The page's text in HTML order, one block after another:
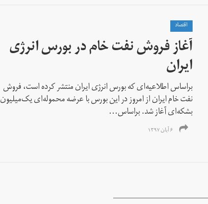
اقتصاد
آغاز فروش نفت خام در بورس انرژی
ایران
براساس اطلاعیه‌ای که بورس انرژی ایران منتشر کرده است، فروش
نفت خام ایران از امروز در این بورس با عرضه محموله‌ای یک‌میلیون
بشکه‌ای آغاز شد. براساس...
۶ آبان ۱۳۹۷